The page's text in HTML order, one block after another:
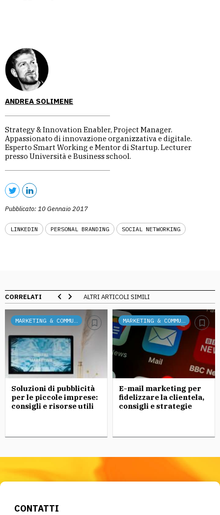
ANDREA SOLIMENE
Strategy & Innovation Enabler, Project Manager.
Appassionato di innovazione organizzativa e digitale.
Esperto Smart Working e Mentor di Startup. Lecturer
presso Università e Business school.
Pubblicato: 10 Gennaio 2017
LINKEDIN PERSONAL BRANDING SOCIAL NETWORKING
CORRELATI ALTRI ARTICOLI SIMILI
MARKETING & COMMUNICATION
Soluzioni di pubblicità
per le piccole imprese:
consigli e risorse utili
MARKETING & COMMUNICATION
E-mail marketing per
fidelizzare la clientela,
consigli e strategie
CONTATTI